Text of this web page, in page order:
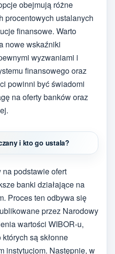
obejmują różne
procentowych ustalanych
finansowe. Warto
nowe wskaźniki
wyzwaniami i
finansowego oraz
powinni być świadomi
na oferty banków oraz
i kto go ustala?
podstawie ofert
banki działające na
Proces ten odbywa się
przez Narodowy
wartości WIBOR-u,
są skłonne
instytucjom. Następnie, w